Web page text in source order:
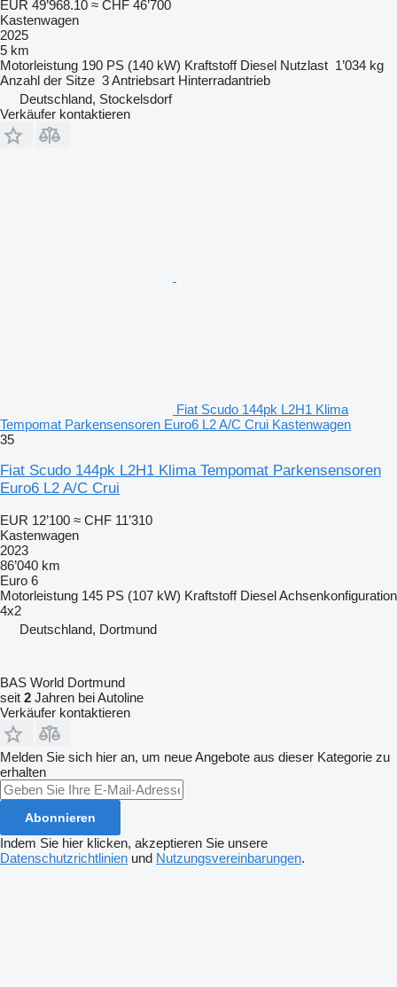
EUR 49’968.10 ≈ CHF 46’700
Kastenwagen
2025
5 km
Motorleistung 190 PS (140 kW) Kraftstoff Diesel Nutzlast 1’034 kg
Anzahl der Sitze 3Antriebsart Hinterradantrieb
Deutschland, Stockelsdorf
Verkäufer kontaktieren
Fiat Scudo 144pk L2H1 Klima
Tempomat Parkensensoren Euro6 L2 A/C Crui Kastenwagen
35
Fiat Scudo 144pk L2H1 Klima Tempomat Parkensensoren
Euro6 L2 A/C Crui
EUR 12’100 ≈ CHF 11’310
Kastenwagen
2023
86’040 km
Euro 6
Motorleistung 145 PS (107 kW) Kraftstoff DieselAchsenkonfiguration
4x2
Deutschland, Dortmund
BAS World Dortmund
seit 2 Jahren bei Autoline
Verkäufer kontaktieren
Melden Sie sich hier an, um neue Angebote aus dieser Kategorie zu
erhalten
Abonnieren
Indem Sie hier klicken, akzeptieren Sie unsere
Datenschutzrichtlinien und Nutzungsvereinbarungen.